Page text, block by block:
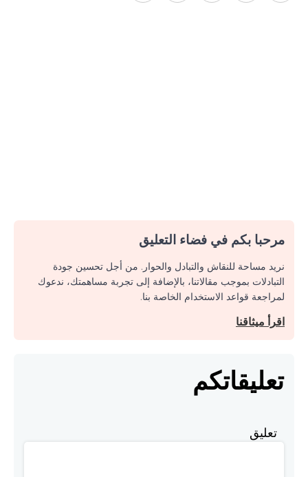
مرحبا بكم في فضاء التعليق
نريد مساحة للنقاش والتبادل والحوار. من أجل تحسين جودة
التبادلات بموجب مقالاتنا، بالإضافة إلى تجربة مساهمتك، ندعوك
لمراجعة قواعد الاستخدام الخاصة بنا.
اقرأ ميثاقنا
تعليقاتكم
تعليق